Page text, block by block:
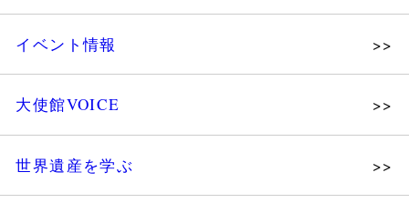
組織図・役員
法人会員・協賛団体／公認団体
イベント情報
大使館VOICE
世界遺産を学ぶ